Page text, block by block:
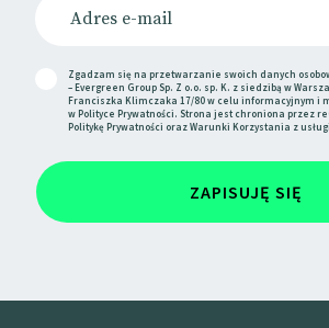
Pokemonów.
Shorty w GreenLetter
Twitter pracuje nad opcją
opublikowanego już tweeta.
Zgadzam się na przetwarzanie swoich danych
– Evergreen Group Sp. Z o.o. sp. K. z siedzibą w
Franciszka Klimczaka 17/80 w celu informacyjnym i
wPolityce Prywatności. Strona jest chroniona przez
Politykę Prywatności orazWarunki Korzystania z
ZAPISUJĘ SIĘ